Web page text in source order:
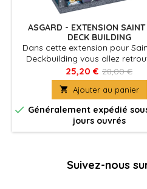
ASGARD - EXTENSION SAINT
DECK BUILDING
Dans cette extension pour
Deckbuilding vous allez
personnages de l'Arc
cartes et pouvoirs inédits ainsi
mode solo.
25,20 € 28,00 €
 Ajouter au panier
 Généralement expédié sous
jours ouvrés
Suivez-nous